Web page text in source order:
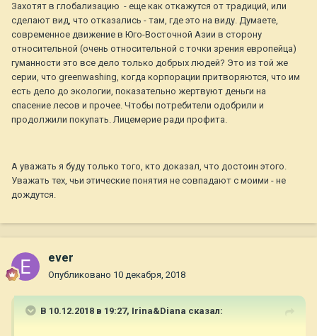
Захотят в глобализацию - еще как откажутся от традиций, или
сделают вид, что отказались - там, где это на виду. Думаете,
современное движение в Юго-Восточной Азии в сторону
относительной (очень относительной с точки зрения европейца)
гуманности это все дело только добрых людей? Это из той же
серии, что greenwashing, когда корпорации притворяются, что им
есть дело до экологии, показательно жертвуют деньги на
спасение лесов и прочее. Чтобы потребители одобрили и
продолжили покупать. Лицемерие ради профита.
А уважать я буду только того, кто доказал, что достоин этого.
Уважать тех, чьи этические понятия не совпадают с моими - не
дождутся.
ever
Опубликовано 10 декабря, 2018
В 10.12.2018 в 19:27, Irina&Diana сказал: